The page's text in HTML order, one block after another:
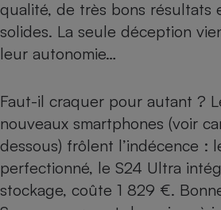
qualité, de très bons résultats
solides. La seule déception
leur autonomie…
Faut-il craquer pour autant ?
nouveaux smartphones (voir
dessous) frôlent l’indécence :
perfectionné, le S24 Ultra
stockage, coûte 1 829 €.